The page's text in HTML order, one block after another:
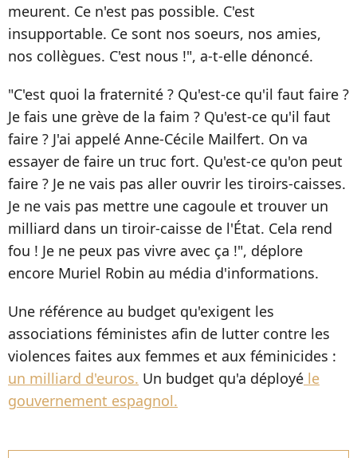
meurent. Ce n'est pas possible. C'est
insupportable. Ce sont nos soeurs, nos amies,
nos collègues. C'est nous !", a-t-elle dénoncé.
"C'est quoi la fraternité ? Qu'est-ce qu'il faut faire ?
Je fais une grève de la faim ? Qu'est-ce qu'il faut
faire ? J'ai appelé Anne-Cécile Mailfert. On va
essayer de faire un truc fort. Qu'est-ce qu'on peut
faire ? Je ne vais pas aller ouvrir les tiroirs-caisses.
Je ne vais pas mettre une cagoule et trouver un
milliard dans un tiroir-caisse de l'État. Cela rend
fou ! Je ne peux pas vivre avec ça !", déplore
encore Muriel Robin au média d'informations.
Une référence au budget qu'exigent les
associations féministes afin de lutter contre les
violences faites aux femmes et aux féminicides :
un milliard d'euros. Un budget qu'a déployé le
gouvernement espagnol.